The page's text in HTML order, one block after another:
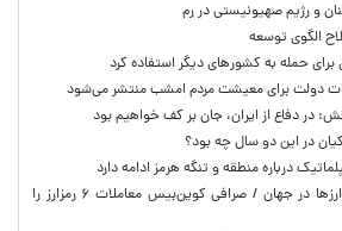
و رژیم صهیونیستی در رم
الگوی توسعه
برای حمله به کشورهای دیگر استفاده کرد
دولت برای معیشت مردم امشب منتشر می‌شود
در دفاع از ایران، جان بر کف خواهیم بود
در این دو سال چه بود؟
درباره منطقه و تنگه هرمز ادامه دارد
آخرین وضعیت بازار رمزارزها در جهان / صرافی کوین‌بیس معاملات ۶ رمزارز را